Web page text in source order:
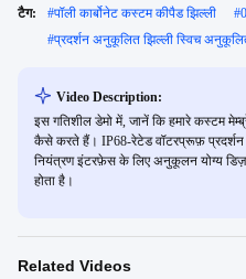
टैग: #पॉली कार्बोनेट कस्टम कीपैड झिल्ली #
#प्रदर्शन अनुकूलित झिल्ली स्विच
Video Description:
इस गतिशील डेमो में, जानें कि हमारे कस्टम
कैसे करते हैं। IP68-रेटेड वॉटरप्रूफ़ प्रदर्शन
नियंत्रण इंटरफ़ेस के लिए अनुकूलन योग्य
होता है।
Related Videos